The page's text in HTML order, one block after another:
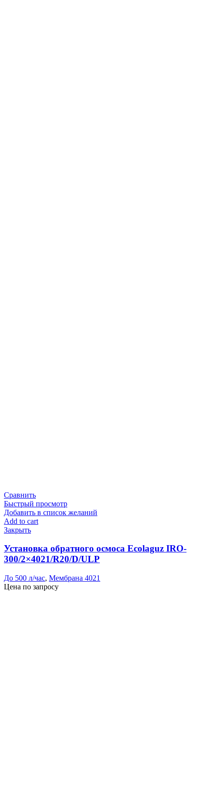
Сравнить
Быстрый просмотр
Добавить в список желаний
Add to cart
Закрыть
Установка обратного осмоса Ecolaguz IRO-
300/2×4021/R20/D/ULP
До 500 л/час, Мембрана 4021
Цена по запросу